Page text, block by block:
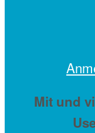
Mit und